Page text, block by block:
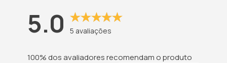
5.0 5 avaliações
100% dos avaliadores recomendam o produto